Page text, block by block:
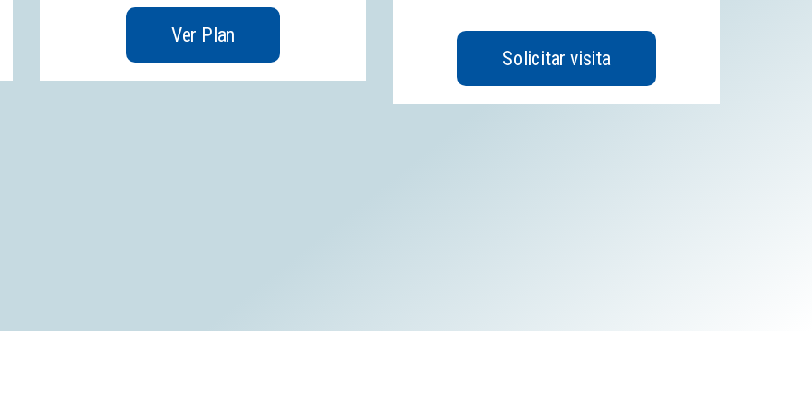
Ver Plan
Solicitar visita